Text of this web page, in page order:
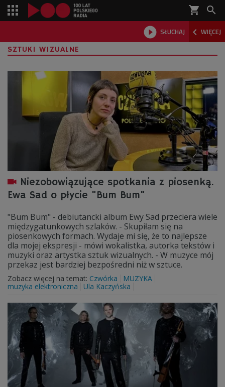
shopping_cart 
 SŁUCHAJ  WIĘCEJ

SZTUKI WIZUALNE
Niezobowiązujące spotkania z piosenką.
Ewa Sad o płycie "Bum Bum"
"Bum Bum" - debiutancki album Ewy Sad przeciera wiele
międzygatunkowych szlaków. - Skupiłam się na
piosenkowych formach. Wydaje mi się, że to najlepsze
dla mojej ekspresji - mówi wokalistka, autorka tekstów i
muzyki oraz artystka sztuk wizualnych. - W muzyce mój
przekaz jest bardziej bezpośredni niż w sztuce.
Zobacz więcej na temat: Czwórka
MUZYKA
muzyka elektroniczna
Ula Kaczyńska